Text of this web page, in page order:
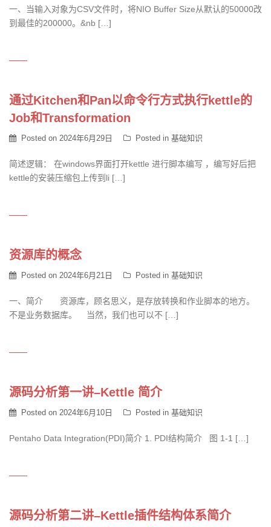
一、当输入对象为CSV文件时，将NIO Buffer Size从默认的50000改
到最佳的200000。&nb […]
通过Kitchen和Pan以命令行方式执行kettle的
Job和Transformation
Posted on 2024年6月29日 Posted in 基础知识
简述逻辑： 在windows界面打开kettle 进行脚本编写 ，编写好后把
kettle的安装压缩包上传到li […]
资源库的概念
Posted on 2024年6月21日 Posted in 基础知识
一、简介 资源库，顾名思义，是存放转换和作业脚本的地方。
不是业务数据库。 当然，我们也可以不 […]
源码分析第一讲–Kettle 简介
Posted on 2024年6月10日 Posted in 基础知识
Pentaho Data Integration(PDI)简介 1. PDI结构简介 图 1‑1 […]
源码分析第二讲–Kettle插件结构体系简介